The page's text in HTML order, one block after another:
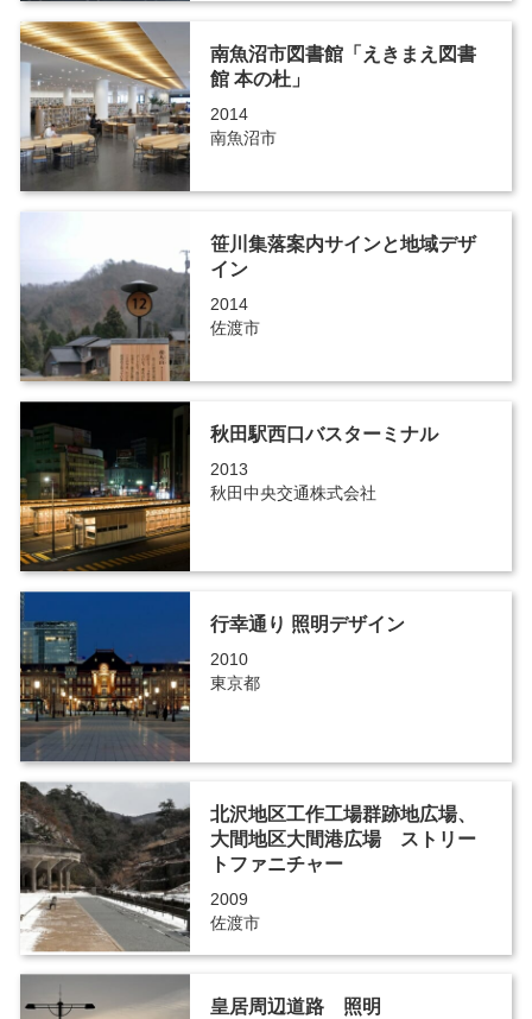
南魚沼市図書館「えきまえ図書
館 本の杜」
2014
南魚沼市
笹川集落案内サインと地域デザ
イン
2014
佐渡市
秋田駅西口バスターミナル
2013
秋田中央交通株式会社
行幸通り 照明デザイン
2010
東京都
北沢地区工作工場群跡地広場、
大間地区大間港広場 ストリー
トファニチャー
2009
佐渡市
皇居周辺道路 照明